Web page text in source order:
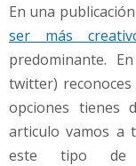
e
g
o
c
o
s
En una
ser más
predominante.
twitter)
opciones tienes
articulo vamos a
este tipo de